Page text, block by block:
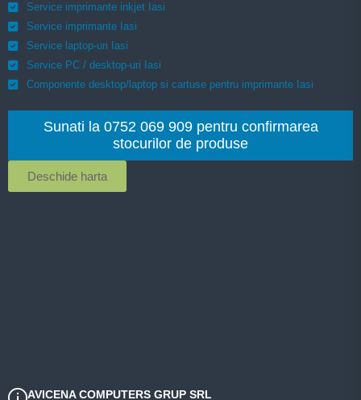
AVICENA COMPUTERS GRUP SRL
Service imprimante inkjet Iasi
Service imprimante Iasi
Service laptop-uri Iasi
Service PC / desktop-uri Iasi
Componente desktop/laptop si cartuse pentru imprimante Iasi
Sunati la 0752 069 909 pentru confirmarea
stocurilor de produse
Deschide harta